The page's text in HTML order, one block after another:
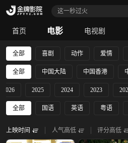
这一秒过火
首页 电影 电视剧
全部 喜剧 动作 爱情
全部 中国大陆 中国香港
2026 2025 2024 2023
全部 国语 英语 粤语
上映时间 人气高低 评分高低